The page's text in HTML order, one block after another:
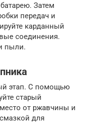
Затем
передач и
карданный
соединения.
пыли.
этап. С помощью
старый
от ржавчины и
для